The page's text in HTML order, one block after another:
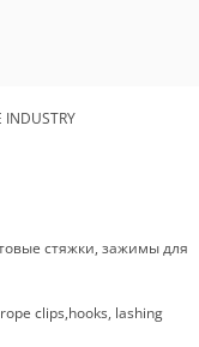
стяжки, зажимы для
clips,hooks, lashing